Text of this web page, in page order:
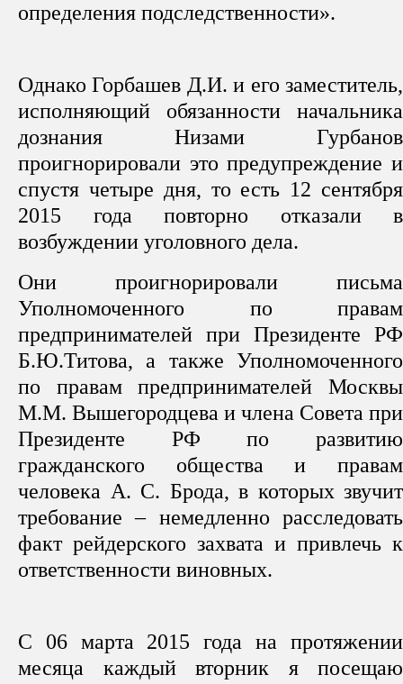
определения подследственности».
Однако Горбашев Д.И. и его заместитель,
исполняющий обязанности начальника
дознания Низами Гурбанов
проигнорировали это предупреждение и
спустя четыре дня, то есть 12 сентября
2015 года повторно отказали в
возбуждении уголовного дела.
Они проигнорировали письма
Уполномоченного по правам
предпринимателей при Президенте РФ
Б.Ю.Титова, а также Уполномоченного
по правам предпринимателей Москвы
М.М. Вышегородцева и члена Совета при
Президенте РФ по развитию
гражданского общества и правам
человека А. С. Брода, в которых звучит
требование – немедленно расследовать
факт рейдерского захвата и привлечь к
ответственности виновных.
С 06 марта 2015 года на протяжении
месяца каждый вторник я посещаю